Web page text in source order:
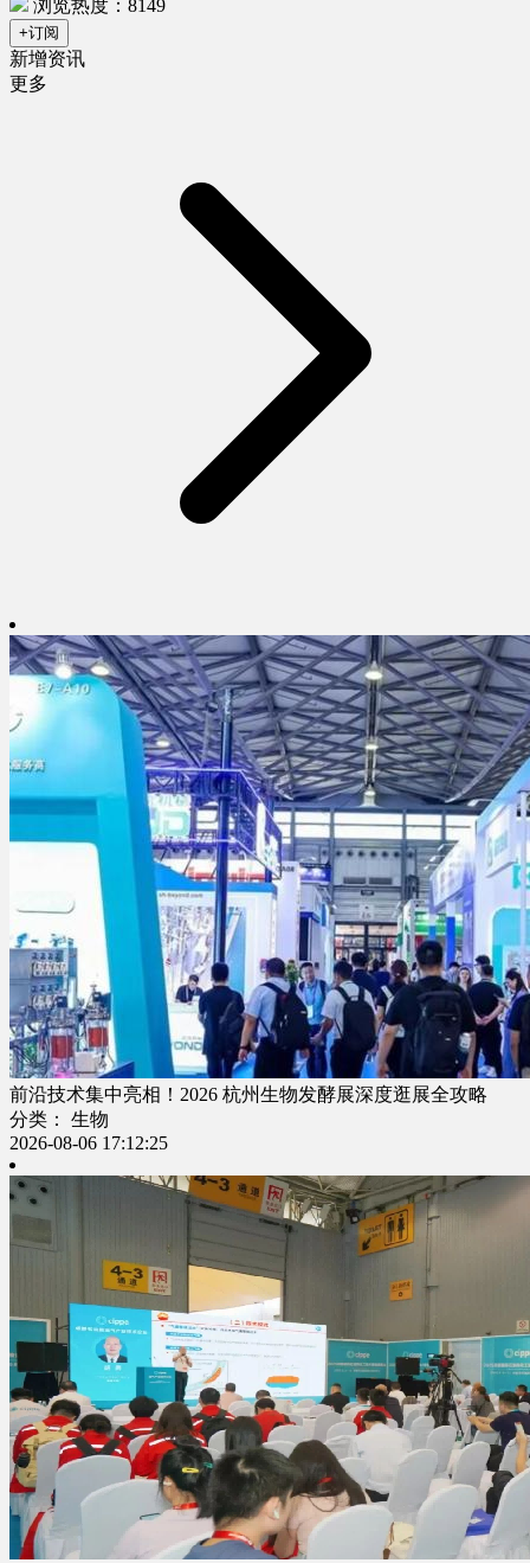
浏览热度：8149
+订阅
新增资讯
更多
前沿技术集中亮相！2026 杭州生物发酵展深度逛展全攻略
分类： 生物
2026-08-06 17:12:25